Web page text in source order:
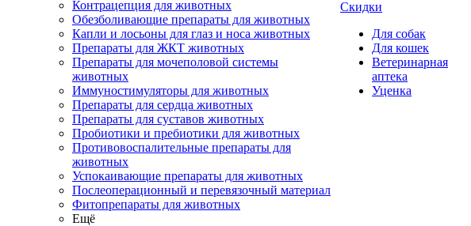
Контрацепция для животных
Обезболивающие препараты для животных
Капли и лосьоны для глаз и носа животных
Препараты для ЖКТ животных
Препараты для мочеполовой системы
животных
Иммуностимуляторы для животных
Препараты для сердца животных
Препараты для суставов животных
Пробиотики и пребиотики для животных
Противовоспалительные препараты для
животных
Успокаивающие препараты для животных
Послеоперационный и перевязочный материал
Фитопрепараты для животных
Ещё
Скидки
Для собак
Для кошек
Ветеринарная
аптека
Уценка